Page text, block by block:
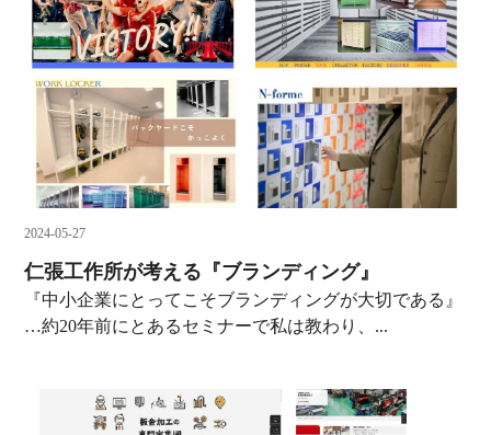
2024-05-27
仁張工作所が考える『ブランディング』
『中小企業にとってこそブランディングが大切である』
…約20年前にとあるセミナーで私は教わり、...